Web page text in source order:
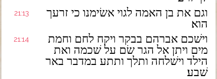
21:13
וגם את בן האמה לגוי אשׂימנו כי זרעך
הוא׃
21:14
וישׁכם אברהם בבקר ויקח לחם וחמת
מים ויתן אל הגר שׂם על שׁכמה ואת
הילד וישׁלחה ותלך ותתע במדבר באר
שׁבע׃